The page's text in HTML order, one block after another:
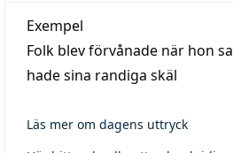
Exempel
Folk blev förvånade när hon
hade sina randiga skäl
Läs mer om dagens uttryck